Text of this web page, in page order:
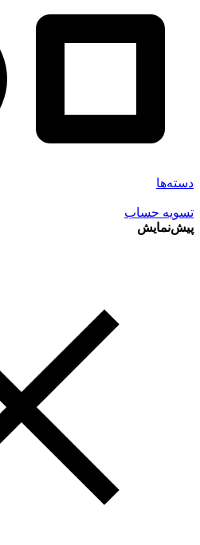
دسته‌ها
تسویه حساب
پیش‌نمایش